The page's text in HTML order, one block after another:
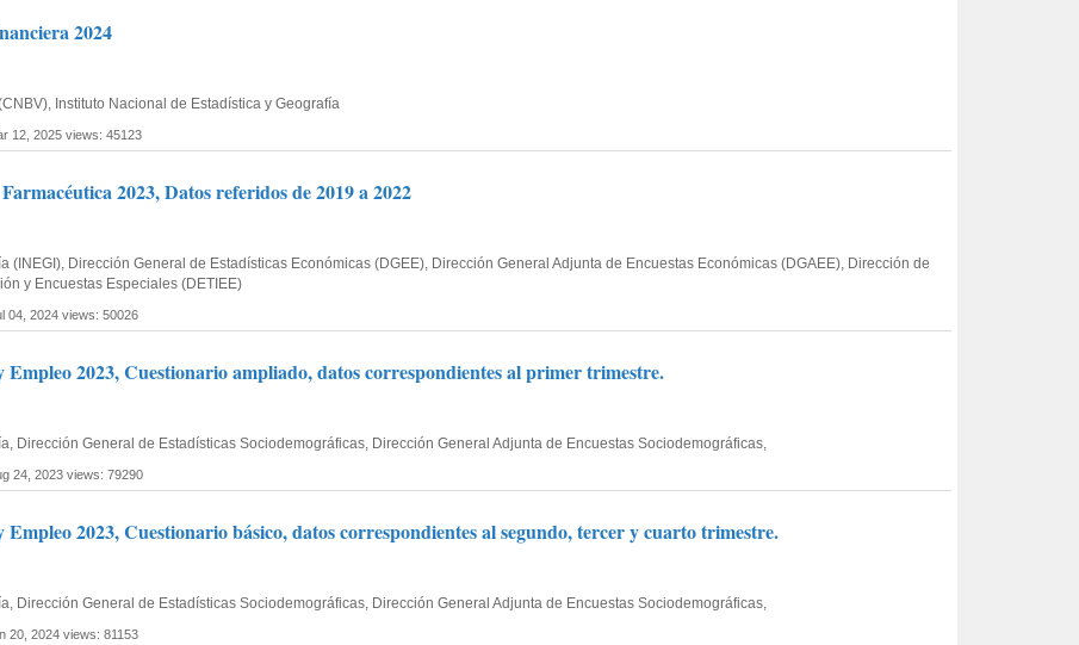
2024
Instituto Nacional de Estadística y Geografía
12, 2025 views: 45123
2023, Datos referidos de 2019 a 2022
(INEGI), Dirección General de Estadísticas Económicas (DGEE), Dirección General Adjunta de Encuestas Económicas (DGAEE), Dirección de
y Encuestas Especiales (DETIEE)
04, 2024 views: 50026
Empleo 2023, Cuestionario ampliado, datos correspondientes al primer trimestre.
Dirección General de Estadísticas Sociodemográficas, Dirección General Adjunta de Encuestas Sociodemográficas,
24, 2023 views: 79290
2023, Cuestionario básico, datos correspondientes al segundo, tercer y cuarto trimestre.
Dirección General de Estadísticas Sociodemográficas, Dirección General Adjunta de Encuestas Sociodemográficas,
20, 2024 views: 81153